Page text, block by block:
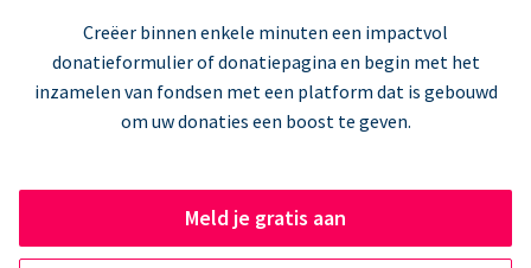
Creëer binnen enkele minuten een impactvol
donatieformulier of donatiepagina en begin met het
inzamelen van fondsen met een platform dat is gebouwd
om uw donaties een boost te geven.
Meld je gratis aan